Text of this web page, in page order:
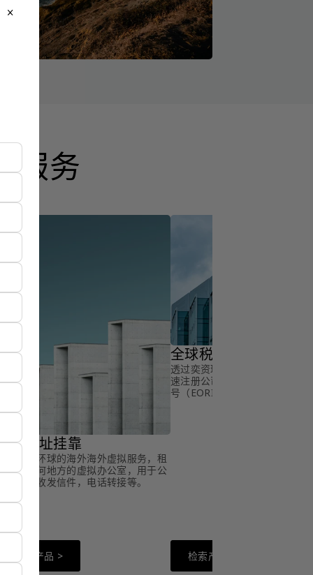
服务
球地址挂靠
透过奕资环球的海外海外虚拟服务，租
全球任何地方的虚拟办公室，用于公
司注册，收发信件，电话转接等。
检索产品 >
全球税号申请
透过奕资环球的海外税号申请
速注册公司增值税（VAT）税号
号（EORI）等税号。
检索产品 >
close